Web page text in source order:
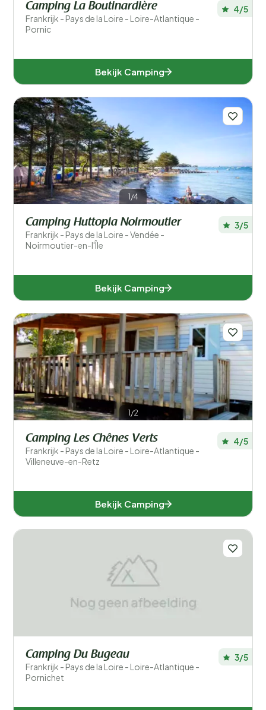
Camping La Boutinardière
Frankrijk - Pays de la Loire - Loire-Atlantique -
Pornic
4/5
Bekijk Camping
1/4
Camping Huttopia Noirmoutier
Frankrijk - Pays de la Loire - Vendée -
Noirmoutier-en-l'Île
3/5
Bekijk Camping
1/2
Camping Les Chênes Verts
Frankrijk - Pays de la Loire - Loire-Atlantique -
Villeneuve-en-Retz
4/5
Bekijk Camping
Camping Du Bugeau
Frankrijk - Pays de la Loire - Loire-Atlantique -
Pornichet
3/5